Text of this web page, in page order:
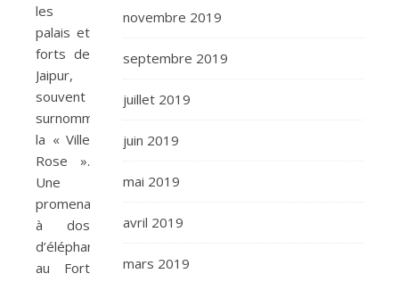
les
palais et
forts de
Jaipur,
souvent
surnommée
la « Ville
Rose ».
Une
promenade
à dos
d’éléphant
au Fort
novembre 2019
septembre 2019
juillet 2019
juin 2019
mai 2019
avril 2019
mars 2019